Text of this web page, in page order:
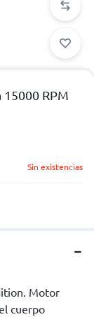
RPM
Sin existencias
Motor
cuerpo